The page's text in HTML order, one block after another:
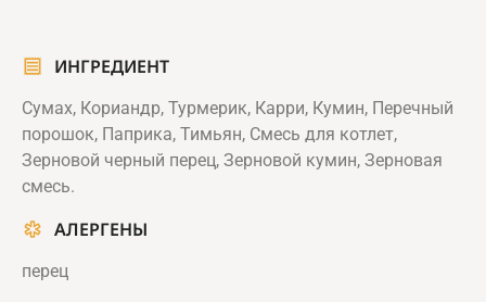
ИНГРЕДИЕНТ
Сумах, Кориандр, Турмерик, Карри, Кумин, Перечный
порошок, Паприка, Тимьян, Смесь для котлет,
Зерновой черный перец, Зерновой кумин, Зерновая
смесь.
АЛЕРГЕНЫ
перец